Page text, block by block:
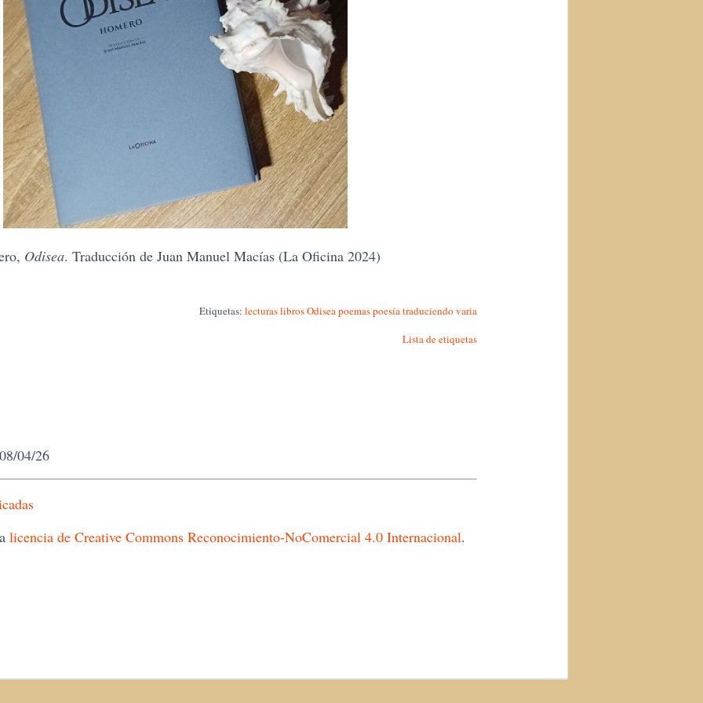
Odisea. Traducción de Juan Manuel Macías (La Oficina 2024)
Etiquetas: lecturaslibrosOdiseapoemaspoesíatraduciendo varia
Lista de etiquetas
04/26
licencia de Creative Commons Reconocimiento-NoComercial 4.0 Internacional.